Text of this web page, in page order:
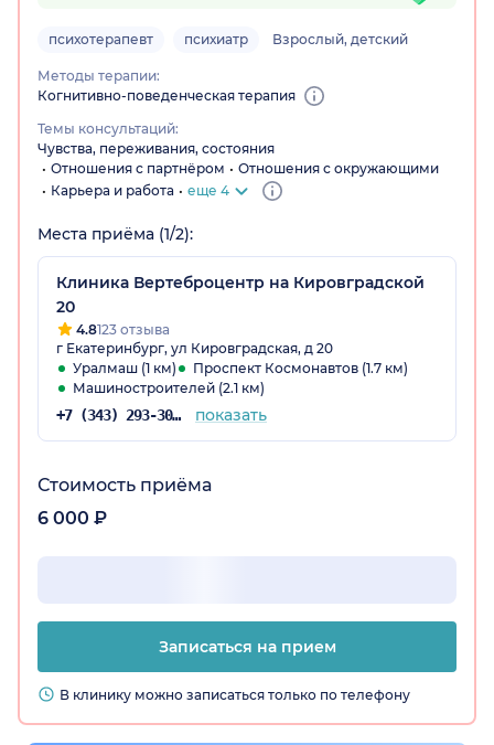
психотерапевт психиатр Взрослый, детский
Методы терапии:
Когнитивно-поведенческая терапия
Темы консультаций:
Чувства, переживания, состояния
Отношения с партнёром
Отношения с окружающими
Карьера и работа
еще 4
Места приёма (1/2):
Клиника Вертеброцентр на Кировградской
20
4.8123 отзыва
г Екатеринбург, ул Кировградская, д 20
Уралмаш (1 км)
Проспект Космонавтов (1.7 км)
Машиностроителей (2.1 км)
+7 (343) 293-30-54 показать
Стоимость приёма
6 000 ₽
Записаться на прием
В клинику можно записаться только по телефону